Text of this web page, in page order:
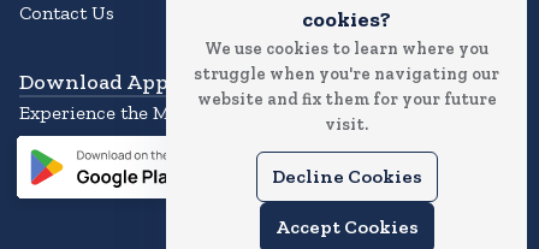
cookies?
We use cookies to learn where you
struggle when you're navigating our
website and fix them for your future
visit.
Decline Cookies
Accept Cookies
Contact Us
Download App
Experience the Magic of the News App